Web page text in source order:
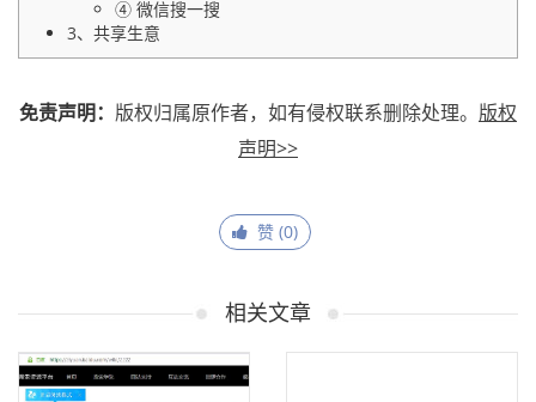
④ 微信搜一搜
3、共享生意
免责声明： 版权归属原作者，如有侵权联系删除处理。 版权
声明>>
赞 (0)
相关文章